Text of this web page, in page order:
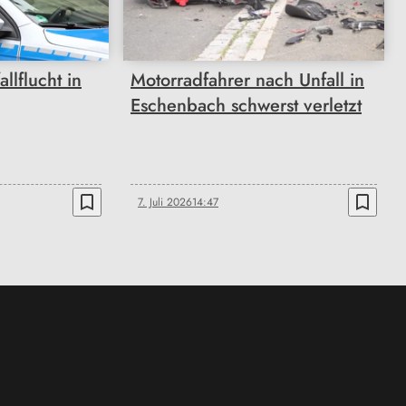
in
bookmark_border
Motorradfahrer nach Unfall in
Eschenbach schwerst verletzt
7. Juli 202614:47 bookmark_border